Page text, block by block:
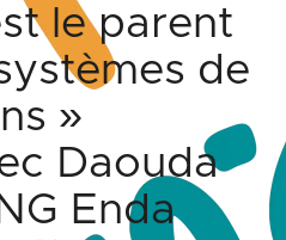
le parent
de
»
Daouda
Enda